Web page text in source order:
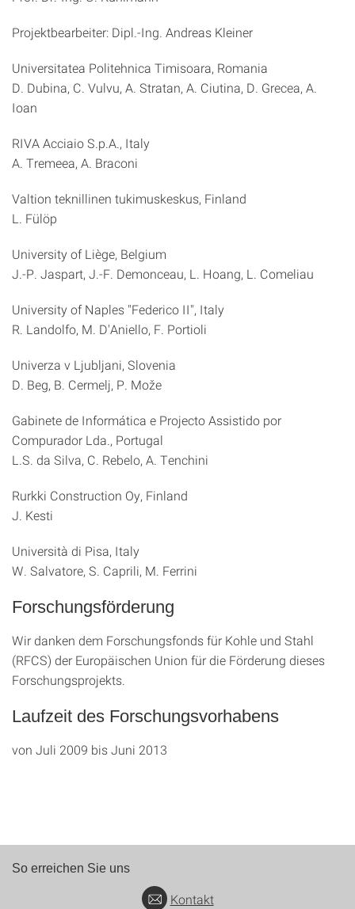
Projektbearbeiter: Dipl.-Ing. Andreas Kleiner
Universitatea Politehnica Timisoara, Romania
D. Dubina, C. Vulvu, A. Stratan, A. Ciutina, D. Grecea, A.
Ioan
RIVA Acciaio S.p.A., Italy
A. Tremeea, A. Braconi
Valtion teknillinen tukimuskeskus, Finland
L. Fülöp
University of Liège, Belgium
J.-P. Jaspart, J.-F. Demonceau, L. Hoang, L. Comeliau
University of Naples "Federico II", Italy
R. Landolfo, M. D'Aniello, F. Portioli
Univerza v Ljubljani, Slovenia
D. Beg, B. Cermelj, P. Može
Gabinete de Informática e Projecto Assistido por
Compurador Lda., Portugal
L.S. da Silva, C. Rebelo, A. Tenchini
Rurkki Construction Oy, Finland
J. Kesti
Università di Pisa, Italy
W. Salvatore, S. Caprili, M. Ferrini
Forschungsförderung
Wir danken dem Forschungsfonds für Kohle und Stahl
(RFCS) der Europäischen Union für die Förderung dieses
Forschungsprojekts.
Laufzeit des Forschungsvorhabens
von Juli 2009 bis Juni 2013
So erreichen Sie uns
Kontakt